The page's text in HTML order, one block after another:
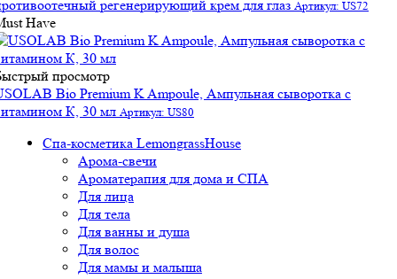
регенерирующий крем для глаз Артикул: US72
Have
просмотр
Bio Premium K Ampoule, Ампульная сыворотка с
К, 30 мл Артикул: US80
Спа-косметика LemongrassHouse
Арома-свечи
Ароматерапия для дома и СПА
Для лица
Для тела
Для ванны и душа
Для волос
Для мамы и малыша